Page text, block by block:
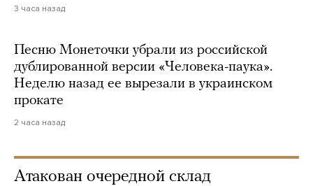
3 часа назад
Песню Монеточки убрали из российской
дублированной версии «Человека-паука».
Неделю назад ее вырезали в украинском
прокате
2 часа назад
Атакован очередной склад